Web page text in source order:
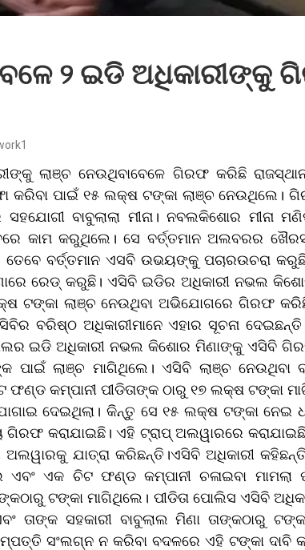
୨ ଇଡି ଅଧିକାରୀଙ୍କୁ
ଲାଞ୍ଚ ନେଉଥିବାବେଳେ ଗିରଫ କରିଛି ରାଜସ୍ଥାନ
କରିବା ପାଇଁ ୧୫ ଲକ୍ଷ ଟଙ୍କା ଲାଞ୍ଚ ନେଉଥିଲେ।
ବାବୁଲାଲା ମୀନା। ନବଲକିଶୋର ମୀନା
କାମ କରୁଥିଲେ। ସେ ବର୍ତ୍ତମାନ ଅଲବରର
ବର୍ତ୍ତମାନ ଏସବି ଉଭୟଙ୍କୁ ପଚାରଉଚରା
ରେଡ୍ କରୁଛି। ଏସିବି ଇଡିର ଅଧିକାରୀ ନଭଲ
ଟଙ୍କା ଲାଞ୍ଚ ନେଉଥିବା ଅଭିଯୋଗରେ ଗିରଫ
ବରିଷ୍ଠ ଅଧିକାରୀମାନେ ଏହାର ସୂଚନା
ଇଡି ଅଧିକାରୀ ନଭଲ କିଶୋର ମିଣାଙ୍କୁ ଏସିବି
ଲାଞ୍ଚ ମାଗିଥିଲେ। ଏସିବି ଲାଞ୍ଚ
କମ୍ପାନୀ ପୀଡିତାଙ୍କ ଠାରୁ ୧୭ ଲକ୍ଷ ଟଙ୍କା
ଦେଇଥିଲା। କିନ୍ତୁ ସେ ୧୫ ଲକ୍ଷ ଟଙ୍କା ନେଇ
କରାଯାଇଛି। ଏହି ଟ୍ରାପ୍‌ ଅଲୱାରରେ
ଅଲୱାରକୁ ଯାତ୍ରା କରିଛନ୍ତି।ଏସିବି ଅଧିକାରୀ
ଏକ ଚିଟ ଫଣ୍ଡ କମ୍ପାନୀ ଚଳାଇବା ମାମଲା
ଟଙ୍କା ମାଗିଥିଲେ। ପୀଡିତା ପୋଲିସ ଏସିବି
ତାଙ୍କ ସହକାରୀ ବାବୁଲାଲ ମିଣା ତାଙ୍କଠାରୁ
ସଂଲଗ୍ନ ନ କରିବା ବଦଳରେ ଏହି ଟଙ୍କା ଦାବି